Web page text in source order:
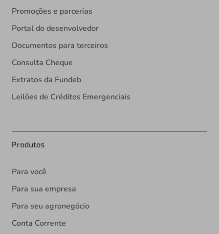
Promoções e parcerias
Portal do desenvolvedor
Documentos para terceiros
Consulta Cheque
Extratos da Fundeb
Leilões de Créditos Emergenciais
Produtos
Para você
Para sua empresa
Para seu agronegócio
Conta Corrente